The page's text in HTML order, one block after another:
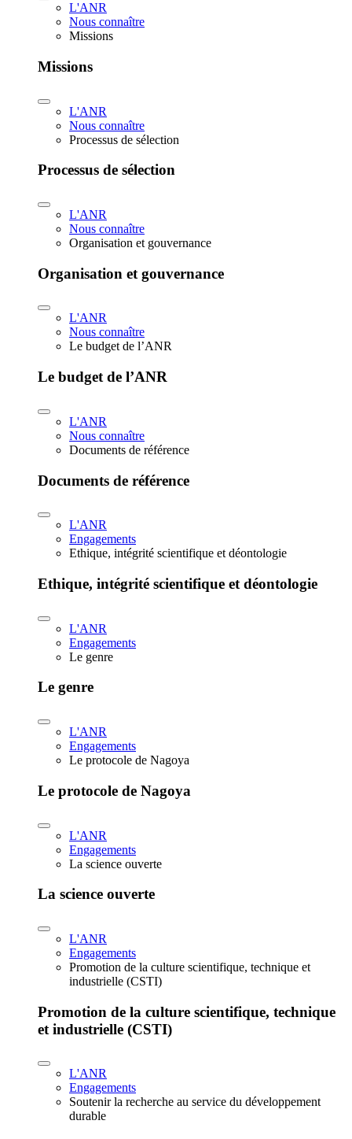
L'ANR
Nous connaître
Missions
Missions
L'ANR
Nous connaître
Processus de sélection
Processus de sélection
L'ANR
Nous connaître
Organisation et gouvernance
Organisation et gouvernance
L'ANR
Nous connaître
Le budget de l’ANR
Le budget de l’ANR
L'ANR
Nous connaître
Documents de référence
Documents de référence
L'ANR
Engagements
Ethique, intégrité scientifique et déontologie
Ethique, intégrité scientifique et déontologie
L'ANR
Engagements
Le genre
Le genre
L'ANR
Engagements
Le protocole de Nagoya
Le protocole de Nagoya
L'ANR
Engagements
La science ouverte
La science ouverte
L'ANR
Engagements
Promotion de la culture scientifique, technique et
industrielle (CSTI)
Promotion de la culture scientifique, technique
et industrielle (CSTI)
L'ANR
Engagements
Soutenir la recherche au service du développement
durable